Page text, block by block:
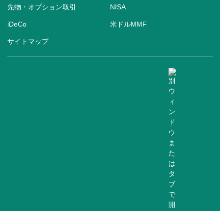
先物・オプション取引 NISA
iDeCo 米ドルMMF
サイトマップ